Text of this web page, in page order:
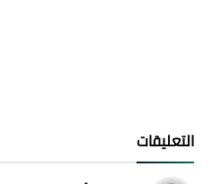
التعليقات